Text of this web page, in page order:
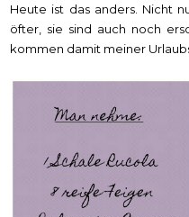
Heute ist das anders. Nicht
öfter, sie sind auch noch
kommen damit meiner